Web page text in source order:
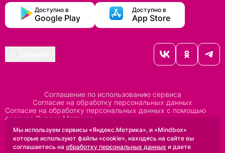
Доступно в
Google Play
Доступно в
App Store
Соглашение по использованию сервиса
Согласие на обработку персональных данных
Согласие на обработку персональных данных с помощью
сервиса Яндекс Метрика
Согласие на обработку персональных данных с помощью
сервиса Mindbox
Положение по обработке персональных данных
Политика конфиденциальностиДоговор оферты
Мы используем сервисы «Яндекс.Метрика», и «Mindbox»
которые используют файлы «cookie», находясь на сайте вы
соглашаетесь на обработку персональных данных и даете